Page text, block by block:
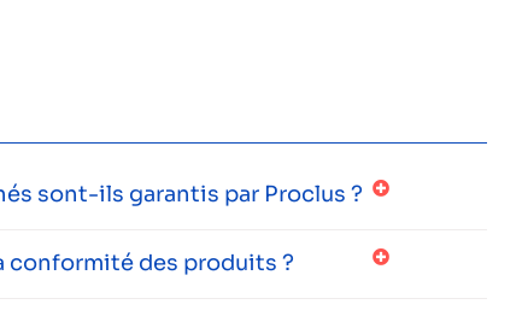
sont-ils garantis par Proclus ?
conformité des produits ?